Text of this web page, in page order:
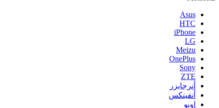
Asus
HTC
iPhone
LG
Meizu
OnePlus
Sony
ZTE
أنرجايزر
أنفينكس
اوبو